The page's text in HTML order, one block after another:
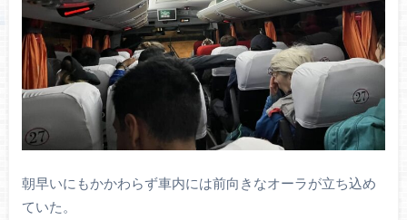
朝早いにもかかわらず車内には前向きなオーラが立ち込め
ていた。